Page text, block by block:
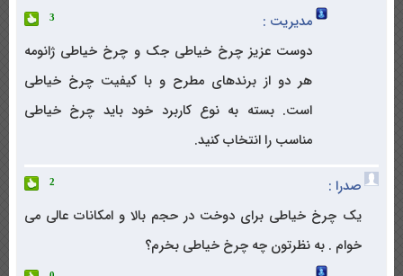
مدیریت :
3
دوست عزیز چرخ خیاطی جک و چرخ خیاطی ژانومه
هر دو از برندهای مطرح و با کیفیت چرخ خیاطی
است. بسته به نوع کاربرد خود باید چرخ خیاطی
مناسب را انتخاب کنید.
صدرا : 2
یک چرخ خیاطی برای دوخت در حجم بالا و امکانات عالی می
خوام . به نظرتون چه چرخ خیاطی بخرم؟